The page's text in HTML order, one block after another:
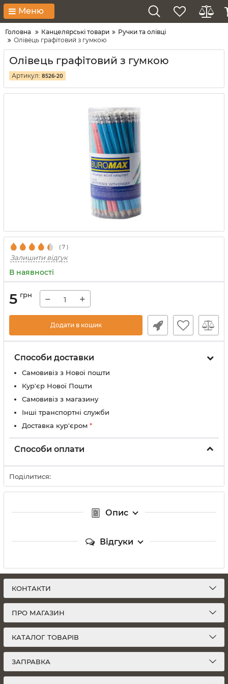
Меню
Головна Канцелярські товари
Ручки та олівці
Олівець графітовий з гумкою
Олівець графітовий з гумкою
Артикул: 8526-20
( 7 )
Залишити відгук
В наявності
5 грн − +
Додати в кошик
Способи доставки
Самовивіз з Нової пошти
Кур'єр Нової Пошти
Самовивіз з магазину
Інші транспортні служби
Доставка кур'єром *
Способи оплати
Поділитися:
Опис
Відгуки
КОНТАКТИ
ПРО МАГАЗИН
КАТАЛОГ ТОВАРІВ
ЗАПРАВКА